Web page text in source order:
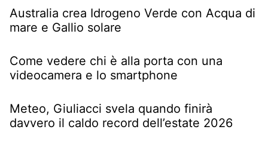
Australia crea Idrogeno Verde con Acqua di
mare e Gallio solare
Come vedere chi è alla porta con una
videocamera e lo smartphone
Meteo, Giuliacci svela quando finirà
davvero il caldo record dell’estate 2026